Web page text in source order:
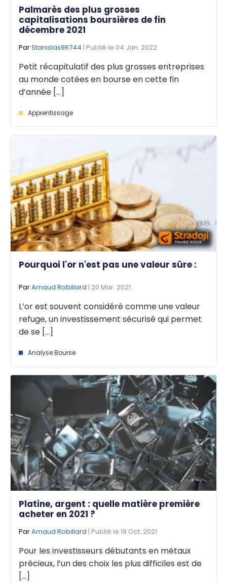
Palmarès des plus grosses
capitalisations boursières de fin
décembre 2021
ParStanislas96744 | Publié le 04 Jan. 2022
Petit récapitulatif des plus grosses entreprises
au monde cotées en bourse en cette fin
d’année [...]
Apprentissage
Pourquoi l'or n'est pas une valeur sûre :
ParArnaud Robillard | 20 Mar. 2021
L’or est souvent considéré comme une valeur
refuge, un investissement sécurisé qui permet
de se [...]
Analyse Bourse
Platine, argent : quelle matière première
acheter en 2021 ?
ParArnaud Robillard | Publié le 19 Oct. 2021
Pour les investisseurs débutants en métaux
précieux, l’un des choix les plus difficiles est de
[...]